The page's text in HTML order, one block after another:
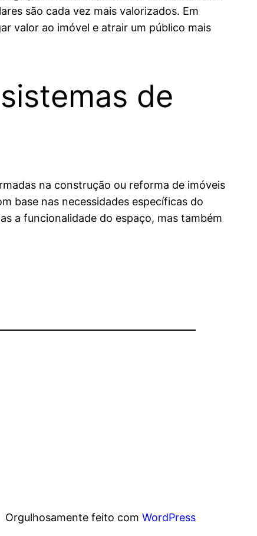
são cada vez mais valorizados. Em
valor ao imóvel e atrair um público mais
de
na construção ou reforma de imóveis
base nas necessidades específicas do
a funcionalidade do espaço, mas também
Orgulhosamente feito com WordPress